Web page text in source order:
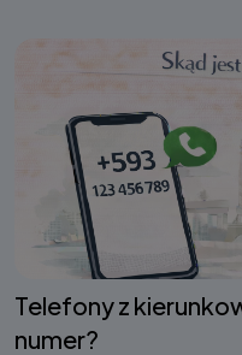
Telefony z
numer?